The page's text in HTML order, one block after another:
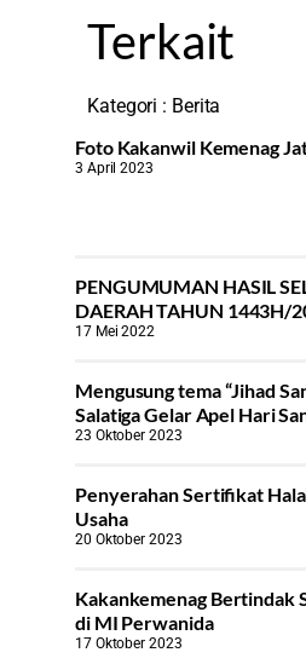
Terkait
Kategori : Berita
Foto Kakanwil Kemenag
3 April 2023
PENGUMUMAN HASIL
DAERAH TAHUN 1443H/
17 Mei 2022
Mengusung tema “Jihad
Salatiga Gelar Apel Hari
23 Oktober 2023
Penyerahan Sertifikat
Usaha
20 Oktober 2023
Kakankemenag Bertindak
di MI Perwanida
17 Oktober 2023